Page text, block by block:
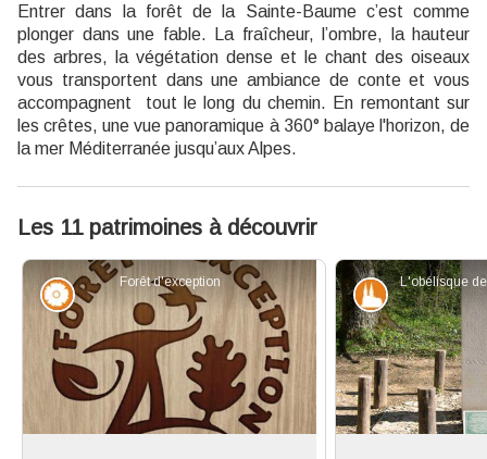
Entrer dans la forêt de la Sainte-Baume c’est comme
plonger dans une fable. La fraîcheur, l’ombre, la hauteur
des arbres, la végétation dense et le chant des oiseaux
vous transportent dans une ambiance de conte et vous
accompagnent tout le long du chemin. En remontant sur
les crêtes, une vue panoramique à 360° balaye l'horizon, de
la mer Méditerranée jusqu’aux Alpes.
Les 11 patrimoines à découvrir
Forêt d'exception
Flore Patrimoine